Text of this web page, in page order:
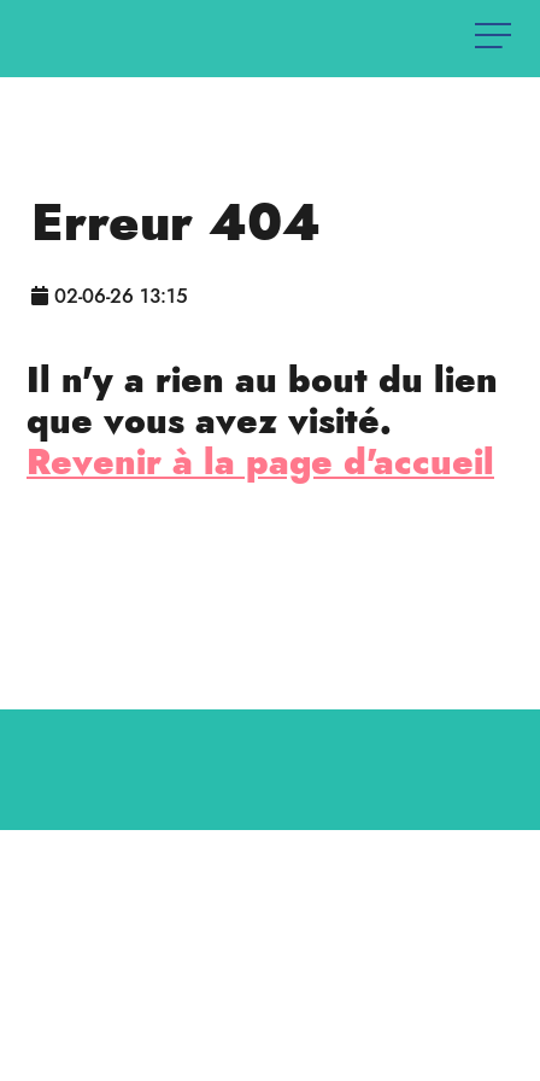
Erreur 404
02-06-26 13:15
Il n'y a rien au bout du lien
que vous avez visité.
Revenir à la page d'accueil